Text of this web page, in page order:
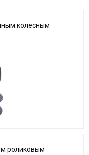
колесным
роликовым